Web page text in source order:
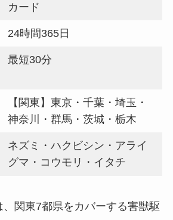
カード
24時間365日
最短30分
【関東】東京・千葉・埼玉・
神奈川・群馬・茨城・栃木
ネズミ・ハクビシン・アライ
グマ・コウモリ・イタチ
関東7都県をカバーする害獣駆